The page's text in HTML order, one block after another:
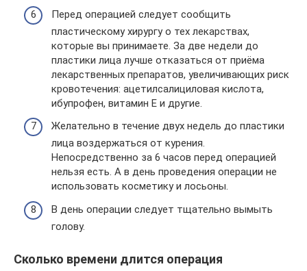
Перед операцией следует сообщить
пластическому хирургу о тех лекарствах,
которые вы принимаете. За две недели до
пластики лица лучше отказаться от приёма
лекарственных препаратов, увеличивающих риск
кровотечения: ацетилсалициловая кислота,
ибупрофен, витамин Е и другие.
Желательно в течение двух недель до пластики
лица воздержаться от курения.
Непосредственно за 6 часов перед операцией
нельзя есть. А в день проведения операции не
использовать косметику и лосьоны.
В день операции следует тщательно вымыть
голову.
Сколько времени длится операция